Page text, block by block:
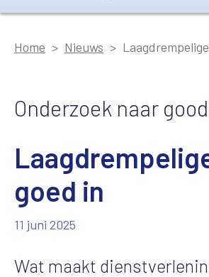
Home Nieuws
Onderzoek naar
goed in
11 juni 2025
Wat maakt